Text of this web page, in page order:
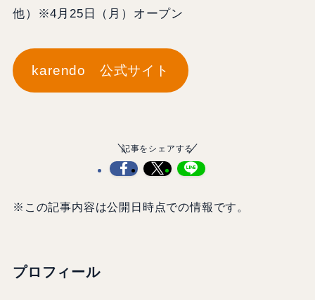
他）※4月25日（月）オープン
karendo 公式サイト
記事をシェアする
※この記事内容は公開日時点での情報です。
プロフィール